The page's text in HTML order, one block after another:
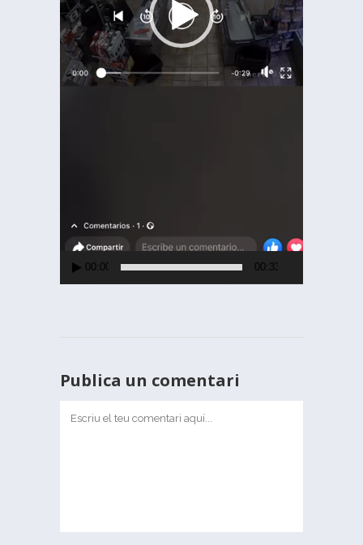
00:00 00:33
Publica un comentari